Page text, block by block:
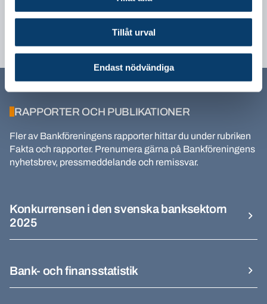
Tillåt urval
Endast nödvändiga
Bankföreningen.
RAPPORTER OCH PUBLIKATIONER
Fler av Bankföreningens rapporter hittar du under rubriken
Fakta och rapporter. Prenumera gärna på Bankföreningens
nyhetsbrev, pressmeddelande och remissvar.
Konkurrensen i den svenska banksektorn
2025
Bank- och finansstatistik